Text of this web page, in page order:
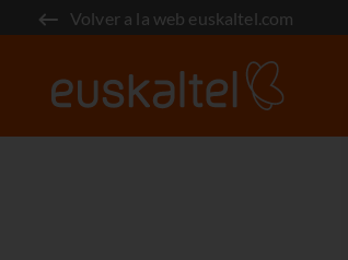
Volver a la web euskaltel.com